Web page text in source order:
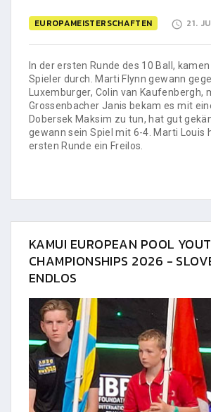
EUROPAMEISTERSCHAFTEN 21.
In der ersten Runde des 10 Ball,
Spieler durch. Marti Flynn gewann
Luxemburger, Colin van Kaufenbergh,
Grossenbacher Janis bekam es mit
Dobersek Maksim zu tun, hat gut
gewann sein Spiel mit 6-4. Marti Louis
ersten Runde ein Freilos.
KAMUI EUROPEAN POOL
CHAMPIONSHIPS 2026 -
ENDLOS